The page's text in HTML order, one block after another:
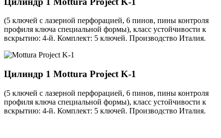
(5 ключей с лазерной перфорацией, 6 пинов, пины контроля
профиля ключа специальной формы), класс устойчивости к
вскрытию: 4-й. Комплект: 5 ключей. Производство Италия.
Цилиндр 1 Mottura Project K-1
(5 ключей с лазерной перфорацией, 6 пинов, пины контроля
профиля ключа специальной формы), класс устойчивости к
вскрытию: 4-й. Комплект: 5 ключей. Производство Италия.